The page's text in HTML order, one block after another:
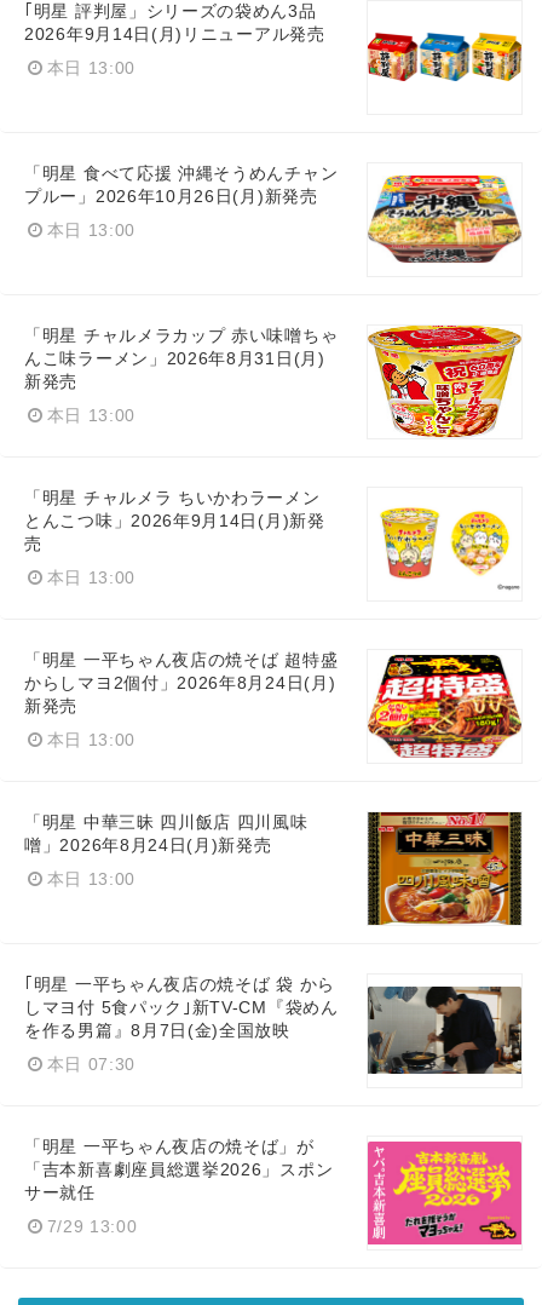
｢明星 評判屋」シリーズの袋めん3品
2026年9月14日(月)リニューアル発売
本日 13:00
「明星 食べて応援 沖縄そうめんチャン
プルー」2026年10月26日(月)新発売
本日 13:00
「明星 チャルメラカップ 赤い味噌ちゃ
んこ味ラーメン」2026年8月31日(月)
新発売
本日 13:00
「明星 チャルメラ ちいかわラーメン
とんこつ味」2026年9月14日(月)新発
売
本日 13:00
「明星 一平ちゃん夜店の焼そば 超特盛
からしマヨ2個付」2026年8月24日(月)
新発売
本日 13:00
「明星 中華三昧 四川飯店 四川風味
噌」2026年8月24日(月)新発売
本日 13:00
｢明星 一平ちゃん夜店の焼そば 袋 から
しマヨ付 5食パック｣新TV-CM『袋めん
を作る男篇』8月7日(金)全国放映
本日 07:30
「明星 一平ちゃん夜店の焼そば」が
「吉本新喜劇座員総選挙2026」スポン
サー就任
7/29 13:00